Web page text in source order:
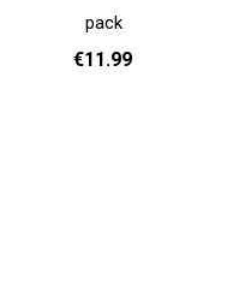
pack
€11.99